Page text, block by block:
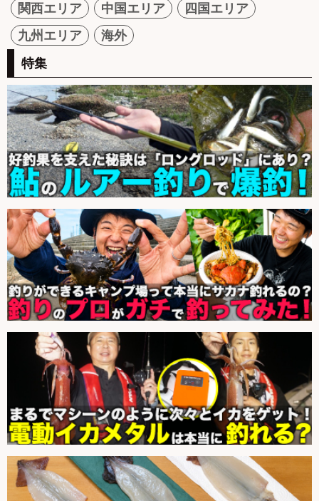
関西エリア
中国エリア
四国エリア
九州エリア
海外
特集